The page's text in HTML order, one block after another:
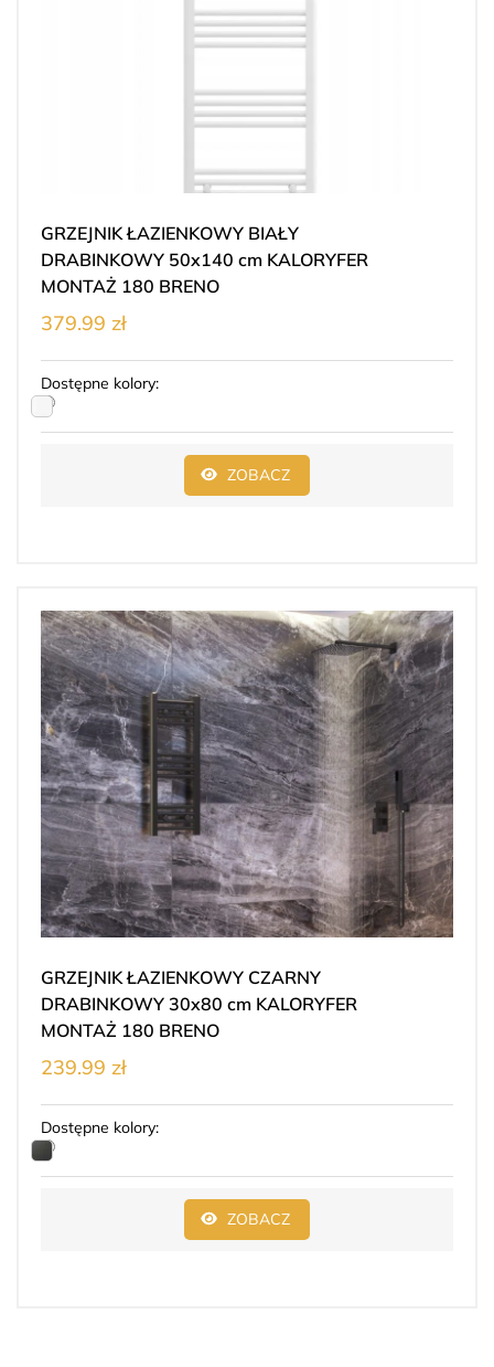
GRZEJNIK ŁAZIENKOWY BIAŁY
DRABINKOWY 50x140 cm KALORYFER
MONTAŻ 180 BRENO
379.99 zł
Dostępne kolory:
ZOBACZ
GRZEJNIK ŁAZIENKOWY CZARNY
DRABINKOWY 30x80 cm KALORYFER
MONTAŻ 180 BRENO
239.99 zł
Dostępne kolory:
ZOBACZ